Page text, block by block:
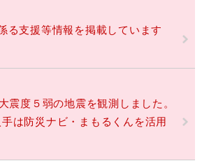
る支援等情報を掲載しています
震度５弱の地震を観測しました。
は防災ナビ・まもるくんを活用